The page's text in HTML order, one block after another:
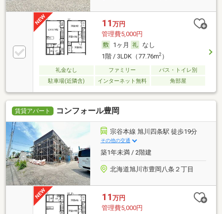
11 万円
管理費5,000円
1ヶ月
なし
1階 / 3LDK（77.76m2）
礼金なし ファミリー
バス・トイレ別
駐車場(近隣含)
インターネット無料 角部屋
賃貸アパート コンフォール豊岡
宗谷本線 旭川四条駅 徒歩19分
その他の交通
築1年未満 / 2階建
北海道旭川市豊岡八条２丁目
11 万円
管理費5,000円